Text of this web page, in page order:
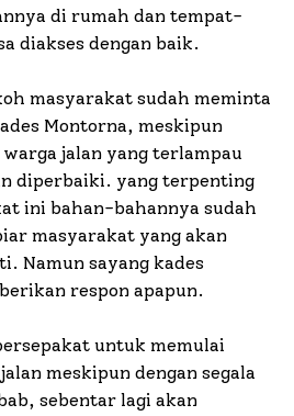
di rumah dan tempat-
diakses dengan baik.
masyarakat sudah meminta
Montorna, meskipun
jalan yang terlampau
diperbaiki. yang terpenting
ini bahan-bahannya sudah
masyarakat yang akan
Namun sayang kades
respon apapun.
untuk memulai
meskipun dengan segala
sebentar lagi akan